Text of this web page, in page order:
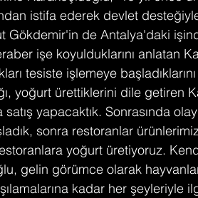
istifa ederek devlet
Gökdemir'in de Antalya'daki
işe koyulduklarını anlatan
tesiste işlemeye
yoğurt ürettiklerini dile getiren
yapacaktık. Sonrasında
sonra restoranlar
yoğurt üretiyoruz.
gelin görümce olarak
kadar her şeyleriyle